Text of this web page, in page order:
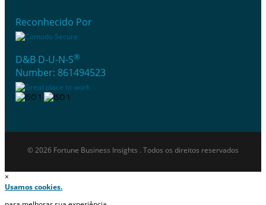
Reconhecido Por
D&B D-U-N-S®
Number: 861494523
© 2026 Fortune Business Insights . Todos os direitos reservados
×
Usamos cookies.